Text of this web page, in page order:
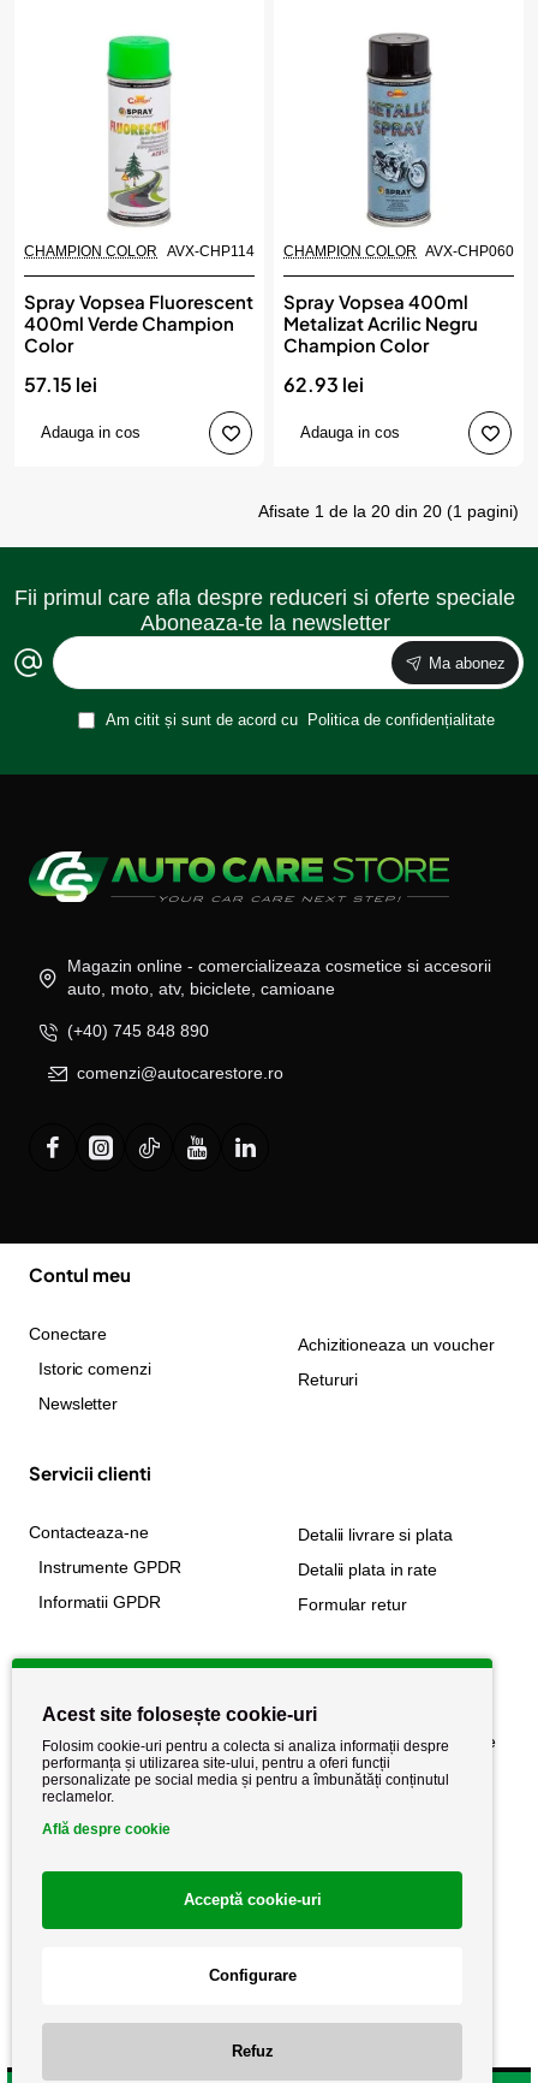
CHAMPION COLOR AVX-CHP114
Spray Vopsea Fluorescent
400ml Verde Champion
Color
57.15 lei
Adauga in cos
CHAMPION COLOR AVX-CHP060
Spray Vopsea 400ml
Metalizat Acrilic Negru
Champion Color
62.93 lei
Adauga in cos
Afisate 1 de la 20 din 20 (1 pagini)
Fii primul care afla despre reduceri si oferte speciale
Aboneaza-te la newsletter
Ma abonez
Am citit și sunt de acord cu Politica de confidențialitate
Magazin online - comercializeaza cosmetice si accesorii
auto, moto, atv, biciclete, camioane
(+40) 745 848 890
comenzi@autocarestore.ro
Contul meu
Conectare
Istoric comenzi
Newsletter
Achizitioneaza un voucher
Retururi
Servicii clienti
Contacteaza-ne
Instrumente GPDR
Informatii GPDR
Detalii livrare si plata
Detalii plata in rate
Formular retur
Despre noi
Stiri si noutati
Politica de confidențialitate
Politica de retur
Acest site folosește cookie-uri
Folosim cookie-uri pentru a colecta si analiza informații despre
performanța și utilizarea site-ului, pentru a oferi funcții
personalizate pe social media și pentru a îmbunătăți conținutul
reclamelor.
Află despre cookie
Acceptă cookie-uri
Configurare
Refuz